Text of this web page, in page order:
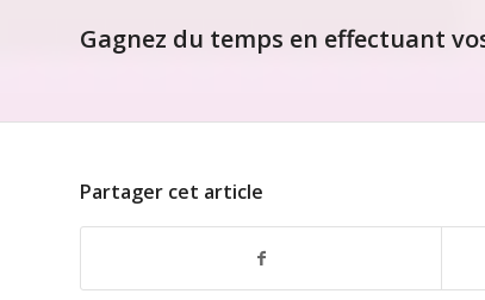
Gagnez du temps en effectuant
Partager cet article